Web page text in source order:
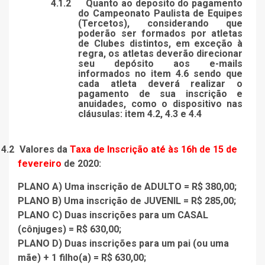
4.1.2
Quanto ao deposito do pagamento
do Campeonato Paulista de Equipes
(Tercetos), considerando que
poderão ser formados por atletas
de Clubes distintos, em exceção à
regra, os atletas deverão direcionar
seu depósito aos e-mails
informados no item 4.6 sendo que
cada atleta deverá realizar o
pagamento de sua inscrição e
anuidades, como o dispositivo nas
cláusulas: item 4.2, 4.3 e 4.4
4.2 Valores da Taxa de Inscrição até às 16h de 15 de
fevereiro de 2020:
PLANO A) Uma inscrição de ADULTO = R$ 380,00;
PLANO B) Uma inscrição de JUVENIL = R$ 285,00;
PLANO C) Duas inscrições para um CASAL
(cônjuges) = R$ 630,00;
PLANO D) Duas inscrições para um pai (ou uma
mãe) + 1 filho(a) = R$ 630,00;